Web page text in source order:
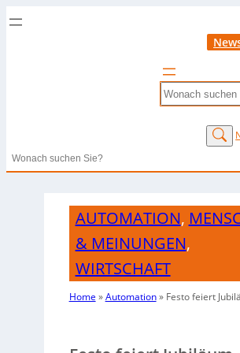
Search
Search
AUTOMATION,
& MEINUNGEN,
WIRTSCHAFT
Home »Automation» Festo feiert